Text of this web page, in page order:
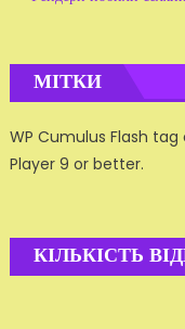
МІТКИ
WP Cumulus Flash
Player 9 or better.
КІЛЬКІСТЬ